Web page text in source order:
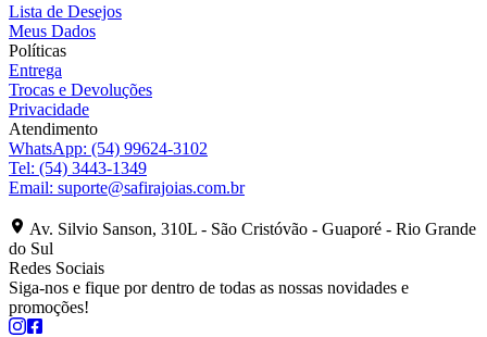
Lista de Desejos
Meus Dados
Políticas
Entrega
Trocas e Devoluções
Privacidade
Atendimento
WhatsApp: (54) 99624-3102
Tel: (54) 3443-1349
Email: suporte@safirajoias.com.br
Av. Silvio Sanson, 310L - São Cristóvão - Guaporé - Rio Grande
do Sul
Redes Sociais
Siga-nos e fique por dentro de todas as nossas novidades e
promoções!